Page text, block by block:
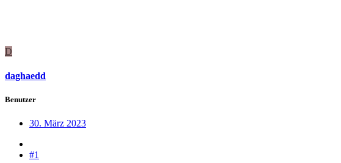
D
daghaedd
Benutzer
30. März 2023
#1